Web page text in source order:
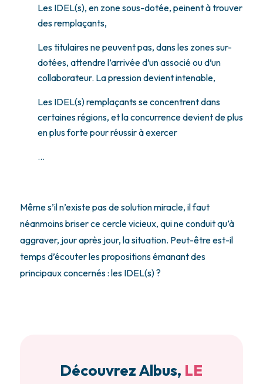
Les IDEL(s), en zone sous-dotée, peinent à trouver
des remplaçants,
Les titulaires ne peuvent pas, dans les zones sur-
dotées, attendre l’arrivée d’un associé ou d’un
collaborateur. La pression devient intenable,
Les IDEL(s) remplaçants se concentrent dans
certaines régions, et la concurrence devient de plus
en plus forte pour réussir à exercer
…
Même s’il n’existe pas de solution miracle, il faut
néanmoins briser ce cercle vicieux, qui ne conduit qu’à
aggraver, jour après jour, la situation. Peut-être est-il
temps d’écouter les propositions émanant des
principaux concernés : les IDEL(s) ?
Découvrez Albus, LE